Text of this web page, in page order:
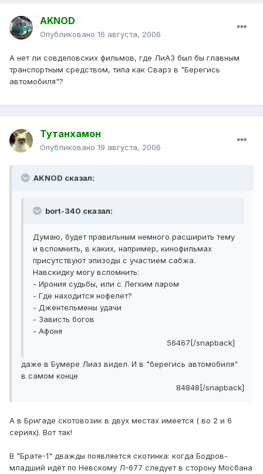
AKNOD
Опубликовано 16 августа, 2006
А нет ли совдеповских фильмов, где ЛиАЗ был бы главным
транспортным средством, типа как Сварз в "Берегись
автомобиля"?
Тутанхамон
Опубликовано 19 августа, 2006
AKNOD сказал:
bort-340 сказал:
Думаю, будет правильным немного расширить тему
и вспомнить, в каких, например, кинофильмах
присутствуют эпизоды с участием сабжа.
Навскидку могу вспомнить:
- Ирония судьбы, или с Легким паром
- Где находится нофелет?
- Джентельмены удачи
- Зависть богов
- Афоня
56467[/snapback]
даже в Бумере Лиаз видел. И в "берегись автомобиля"
в самом конце
84848[/snapback]
А в Бригаде скотовозик в двух местах имеется ( во 2 и 6
сериях). Вот так!
В "Брате-1" дважды появляется скотинка: когда Бодров-
младший идёт по Невскому Л-677 следует в сторону Мосбана